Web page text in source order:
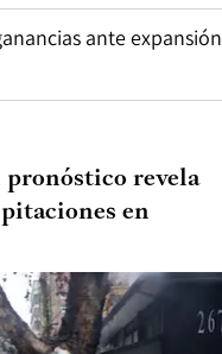
ante expansión
revela
en